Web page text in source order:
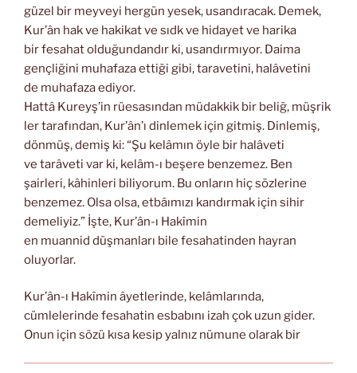
güzel bir meyveyi hergün yesek, usandıracak. Demek,
Kur’ân hak ve hakikat ve sıdk ve hidayet ve harika
bir fesahat olduğundandır ki, usandırmıyor. Daima
gençliğini muhafaza ettiği gibi, taravetini, halâvetini
de muhafaza ediyor.
Hattâ Kureyş’in rüesasından müdakkik bir beliğ, müşrik
ler tarafından, Kur’ân’ı dinlemek için gitmiş. Dinlemiş,
dönmüş, demiş ki: “Şu kelâmın öyle bir halâveti
ve tarâveti var ki, kelâm-ı beşere benzemez. Ben
şairleri, kâhinleri biliyorum. Bu onların hiç sözlerine
benzemez. Olsa olsa, etbâımızı kandırmak için sihir
demeliyiz.” İşte, Kur’ân-ı Hakîmin
en muannid düşmanları bile fesahatinden hayran
oluyorlar.
Kur’ân-ı Hakîmin âyetlerinde, kelâmlarında,
cümlelerinde fesahatin esbabını izah çok uzun gider.
Onun için sözü kısa kesip yalnız nümune olarak bir